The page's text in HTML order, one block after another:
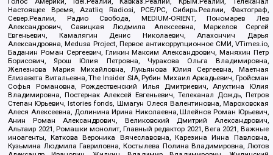
Настоящее Время, Azatliq Radiosi, PCE/PC, Сибирь.Реалии, Фактограф,
Север.Реалии, Радио Свобода, MEDIUM-ORIENT, Пономарев Лев
Александрович, Савицкая Людмила Алексеевна, Маркелов Сергей
Евгеньевич, Камалягин Денис Николаевич, Апахончич Дарья
Александровна, Medusa Project, Первое антикоррупционное СМИ, VTimes.io,
Баданин Роман Сергеевич, Гликин Максим Александрович, Маняхин Петр
Борисович, Ярош Юлия Петровна, Чуракова Ольга Владимировна,
Железнова Мария Михайловна, Лукьянова Юлия Сергеевна, Маетная
Елизавета Витальевна, The Insider SIA, Рубин Михаил Аркадьевич, Гройсман
Софья Романовна, Рождественский Илья Дмитриевич, Апухтина Юлия
Владимировна, Постернак Алексей Евгеньевич, Телеканал Дождь, Петров
Степан Юрьевич, Istories fonds, Шмагун Олеся Валентиновна, Мароховская
Алеся Алексеевна, Долинина Ирина Николаевна, Шлейнов Роман Юрьевич,
Анин Роман Александрович, Великовский Дмитрий Александрович,
Альтаир 2021, Ромашки монолит, Главный редактор 2021, Вега 2021, Важные
иноагенты, Каткова Вероника Вячеславовна, Карезина Инна Павловна,
Кузьмина Людмила Гавриловна, Костылева Полина Владимировна, Лютов